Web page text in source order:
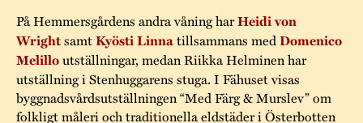
På Hemmersgårdens andra våning harHeidi von
WrightsamtKyösti Linnatillsammans medDomenico
Melilloutställningar, medan Riikka Helminen har
utställning i Stenhuggarens stuga. I Fähuset visas
byggnadsvårdsutställningen “Med Färg & Murslev” om
folkligt måleri och traditionella eldstäder i Österbotten